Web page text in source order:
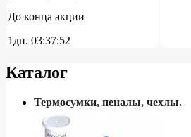
До конца акции
1дн. 03:37:51
Каталог
Термосумки, пеналы, чехлы.